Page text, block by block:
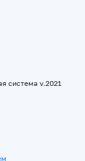
система v.2021